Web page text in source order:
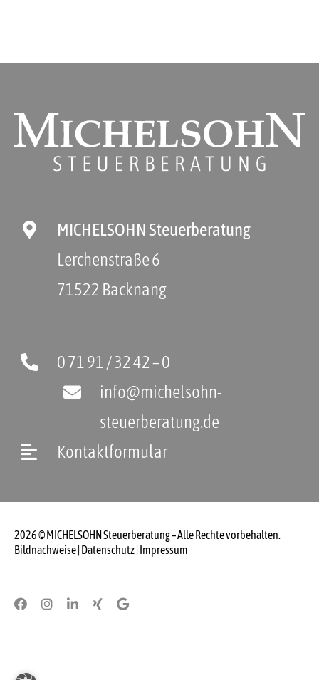
MICHELSOHN Steuerberatung
Lerchenstraße 6
71522 Backnang
0 71 91 / 32 42 – 0
info@michelsohn-
steuerberatung.de
Kontaktformular
2026 © MICHELSOHN Steuerberatung – Alle Rechte vorbehalten.
Bildnachweise Datenschutz Impressum